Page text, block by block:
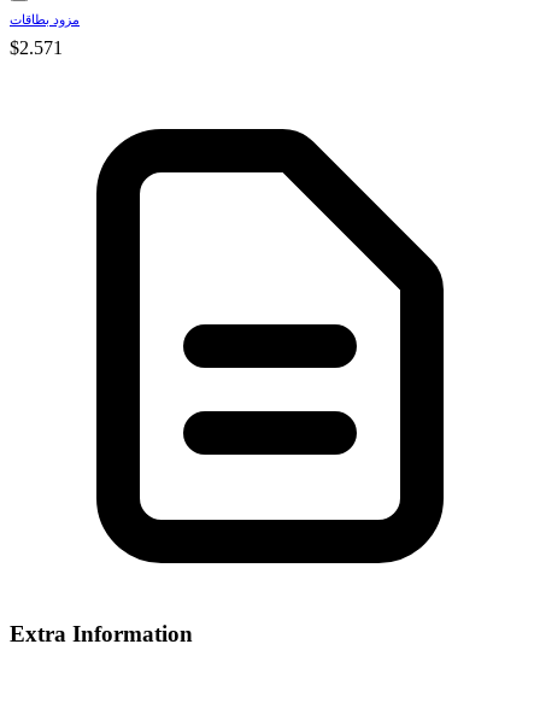
مزود بطاقات
$2.571
Extra Information